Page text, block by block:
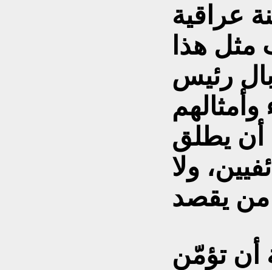
عراقية
هذا
رئيس
وأمثالهم
أن يطلق
ولا
أن تؤمّن